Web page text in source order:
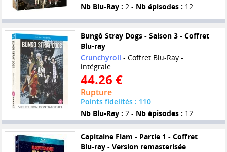
Nb Blu-Ray : 2 - Nb épisodes : 12
Bungô Stray Dogs - Saison 3 - Coffret
Blu-ray
Crunchyroll - Coffret Blu-Ray -
intégrale
44.26 €
Rupture
Points fidelités : 110
Nb Blu-Ray : 2 - Nb épisodes : 12
Capitaine Flam - Partie 1 - Coffret
Blu-ray - Version remasterisée